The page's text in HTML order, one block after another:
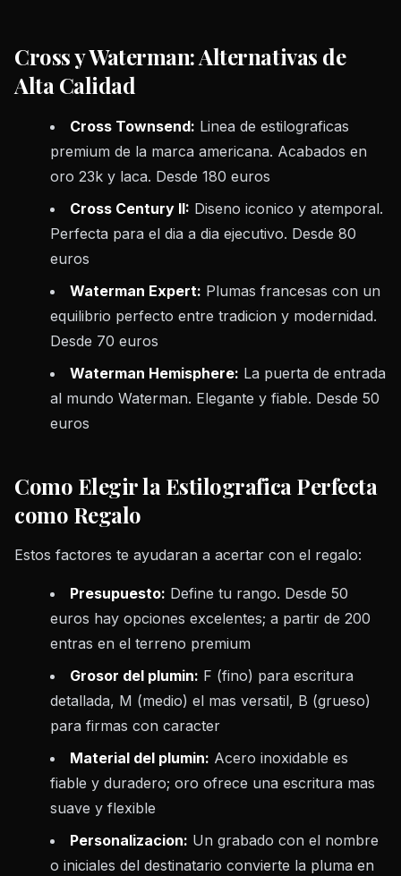
Cross y Waterman: Alternativas de
Alta Calidad
Cross Townsend: Linea de estilograficas
premium de la marca americana. Acabados en
oro 23k y laca. Desde 180 euros
Cross Century II: Diseno iconico y atemporal.
Perfecta para el dia a dia ejecutivo. Desde 80
euros
Waterman Expert: Plumas francesas con un
equilibrio perfecto entre tradicion y modernidad.
Desde 70 euros
Waterman Hemisphere: La puerta de entrada
al mundo Waterman. Elegante y fiable. Desde 50
euros
Como Elegir la Estilografica Perfecta
como Regalo
Estos factores te ayudaran a acertar con el regalo:
Presupuesto: Define tu rango. Desde 50
euros hay opciones excelentes; a partir de 200
entras en el terreno premium
Grosor del plumin: F (fino) para escritura
detallada, M (medio) el mas versatil, B (grueso)
para firmas con caracter
Material del plumin: Acero inoxidable es
fiable y duradero; oro ofrece una escritura mas
suave y flexible
Personalizacion: Un grabado con el nombre
o iniciales del destinatario convierte la pluma en